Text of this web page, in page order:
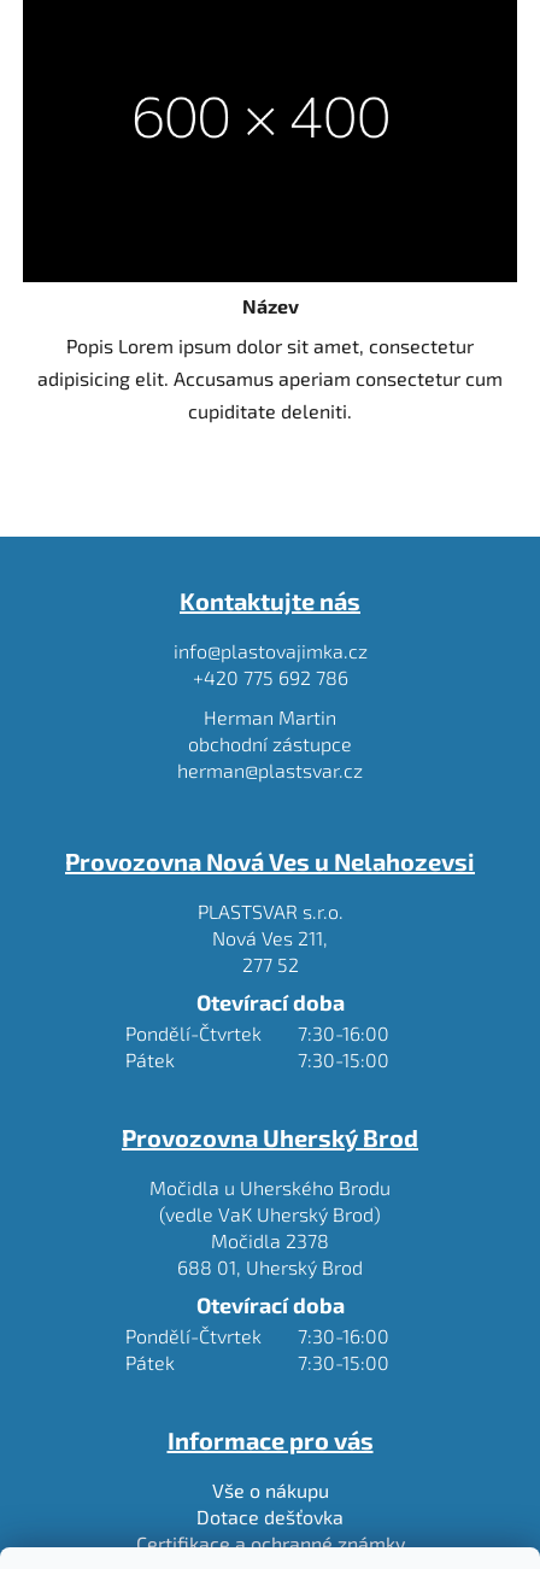
Název
Popis Lorem ipsum dolor sit amet, consectetur
adipisicing elit. Accusamus aperiam consectetur cum
cupiditate deleniti.
Kontaktujte nás
info@plastovajimka.cz
+420 775 692 786
Herman Martin
obchodní zástupce
herman@plastsvar.cz
Provozovna Nová Ves u Nelahozevsi
PLASTSVAR s.r.o.
Nová Ves 211,
277 52
Otevírací doba
Pondělí-Čtvrtek
7:30-16:00
Pátek
7:30-15:00
Provozovna Uherský Brod
Močidla u Uherského Brodu
(vedle VaK Uherský Brod)
Močidla 2378
688 01, Uherský Brod
Otevírací doba
Pondělí-Čtvrtek
7:30-16:00
Pátek
7:30-15:00
Informace pro vás
Vše o nákupu
Dotace dešťovka
Certifikace a ochranné známky